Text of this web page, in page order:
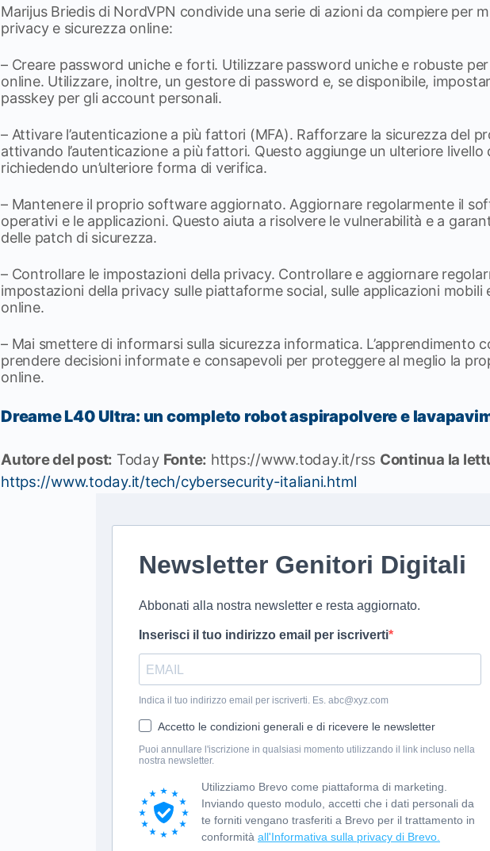
Marijus Briedis di NordVPN condivide una serie di azioni da compiere per
privacy e sicurezza online:
– Creare password uniche e forti. Utilizzare password uniche e robuste
online. Utilizzare, inoltre, un gestore di password e, se disponibile,
passkey per gli account personali.
– Attivare l’autenticazione a più fattori (MFA). Rafforzare la sicurezza del
attivando l’autenticazione a più fattori. Questo aggiunge un ulteriore livello
richiedendo un’ulteriore forma di verifica.
– Mantenere il proprio software aggiornato. Aggiornare regolarmente il
operativi e le applicazioni. Questo aiuta a risolvere le vulnerabilità e a
delle patch di sicurezza.
– Controllare le impostazioni della privacy. Controllare e aggiornare
impostazioni della privacy sulle piattaforme social, sulle applicazioni mobili
online.
– Mai smettere di informarsi sulla sicurezza informatica. L’apprendimento
prendere decisioni informate e consapevoli per proteggere al meglio la
online.
Dreame L40 Ultra: un completo robot aspirapolvere e
Autore del post: Today Fonte: https://www.today.it/rss Continua la
https://www.today.it/tech/cybersecurity-italiani.html